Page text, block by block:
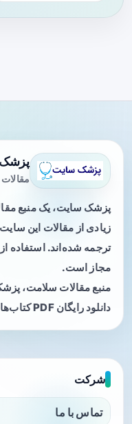
پزشک سایت، یک منبع
زیادی از مقالات این
ترجمه شده‌اند. استفاده
مجاز است.
منبع مقالات سلامت،
دانلود رایگان PDF کتاب‌های پزشکی.
شرکت
تماس با ما